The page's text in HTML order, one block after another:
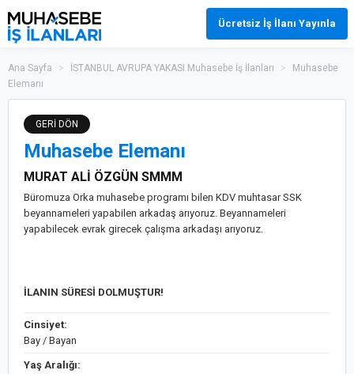
Ücretsiz İş İlanı Yayınla
Ana Sayfa > İSTANBUL AVRUPA YAKASI Muhasebe İş İlanları >
Muhasebe
Elemanı
GERİ DÖN
Muhasebe Elemanı
MURAT ALİ ÖZGÜN SMMM
Büromuza Orka muhasebe programı bilen KDV muhtasar SSK
beyannameleri yapabilen arkadaş arıyoruz. Beyannameleri
yapabilecek evrak girecek çalışma arkadaşı arıyoruz.
İLANIN SÜRESİ DOLMUŞTUR!
Cinsiyet:
Bay / Bayan
Yaş Aralığı: